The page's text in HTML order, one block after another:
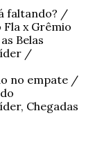
faltando? /
Fla x Grêmio
Belas
/
no empate /
Chegadas